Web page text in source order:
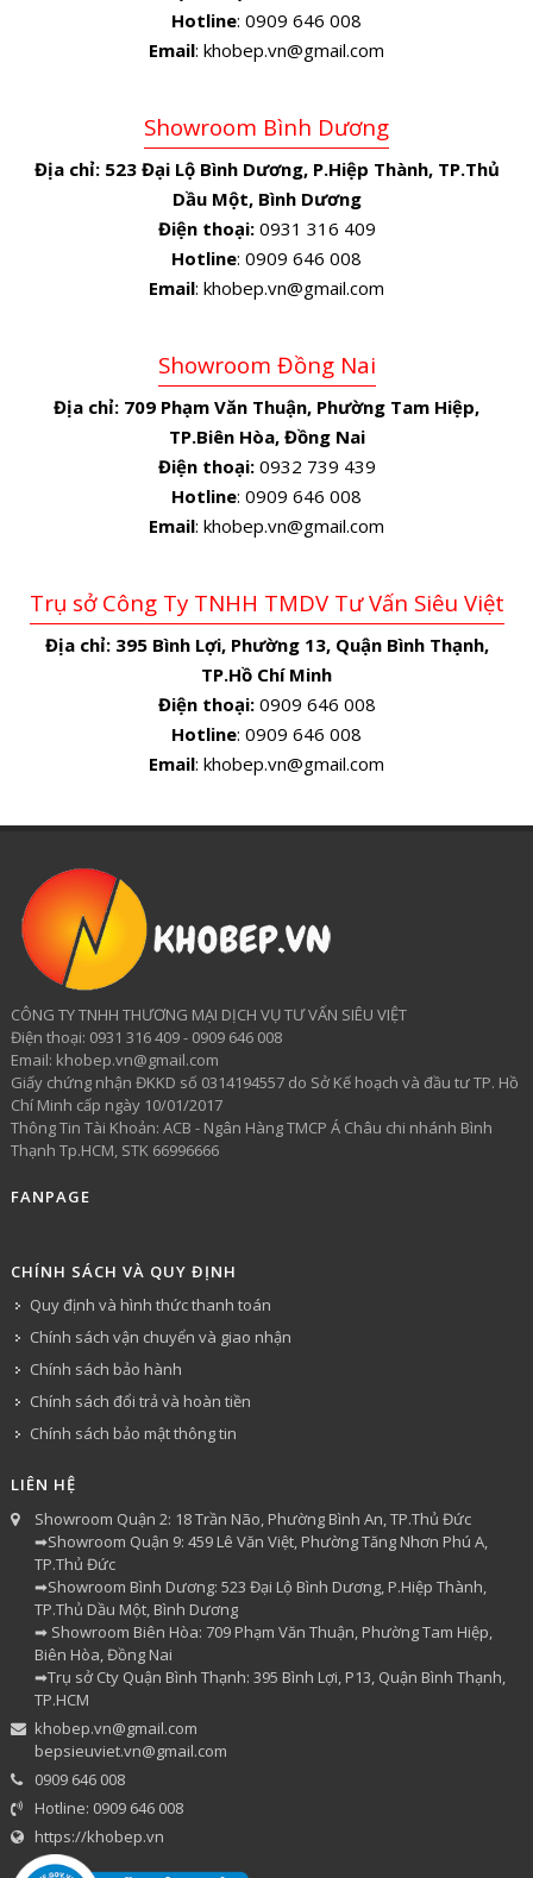
Hotline: 0909 646 008
Email: khobep.vn@gmail.com
Showroom Bình Dương
Địa chỉ: 523 Đại Lộ Bình Dương, P.Hiệp Thành, TP.Thủ
Dầu Một, Bình Dương
Điện thoại:0931 316 409
Hotline: 0909 646 008
Email: khobep.vn@gmail.com
Showroom Đồng Nai
Địa chỉ: 709 Phạm Văn Thuận, Phường Tam Hiệp,
TP.Biên Hòa, Đồng Nai
Điện thoại:0932 739 439
Hotline: 0909 646 008
Email: khobep.vn@gmail.com
Trụ sở Công Ty TNHH TMDV Tư Vấn Siêu Việt
Địa chỉ: 395 Bình Lợi, Phường 13, Quận Bình Thạnh,
TP.Hồ Chí Minh
Điện thoại:0909 646 008
Hotline: 0909 646 008
Email: khobep.vn@gmail.com
CÔNG TY TNHH THƯƠNG MẠI DỊCH VỤ TƯ VẤN SIÊU VIỆT
​Điện thoại: 0931 316 409 - 0909 646 008
Email: khobep.vn@gmail.com
Giấy chứng nhận ĐKKD số 0314194557 do Sở Kế hoạch và đầu tư TP. Hồ
Chí Minh cấp ngày 10/01/2017
Thông Tin Tài Khoản: ACB - Ngân Hàng TMCP Á Châu chi nhánh Bình
Thạnh Tp.HCM, STK 66996666
FANPAGE
CHÍNH SÁCH VÀ QUY ĐỊNH
Quy định và hình thức thanh toán
Chính sách vận chuyển và giao nhận
Chính sách bảo hành
Chính sách đổi trả và hoàn tiền
Chính sách bảo mật thông tin
LIÊN HỆ
Showroom Quận 2: 18 Trần Não, Phường Bình An, TP.Thủ Đức
➡Showroom Quận 9: 459 Lê Văn Việt, Phường Tăng Nhơn Phú A,
TP.Thủ Đức
➡Showroom Bình Dương: 523 Đại Lộ Bình Dương, P.Hiệp Thành,
TP.Thủ Dầu Một, Bình Dương
➡ Showroom Biên Hòa: 709 Phạm Văn Thuận, Phường Tam Hiệp,
Biên Hòa, Đồng Nai
➡Trụ sở Cty Quận Bình Thạnh: 395 Bình Lợi, P13, Quận Bình Thạnh,
TP.HCM
khobep.vn@gmail.com
bepsieuviet.vn@gmail.com
0909 646 008
Hotline: 0909 646 008
https://khobep.vn